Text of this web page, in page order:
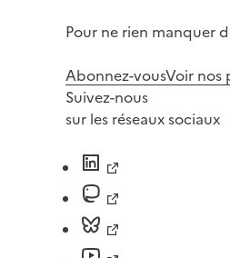
Pour ne rien manquer
Abonnez-vousVoir nos
Suivez-nous
sur les réseaux sociaux